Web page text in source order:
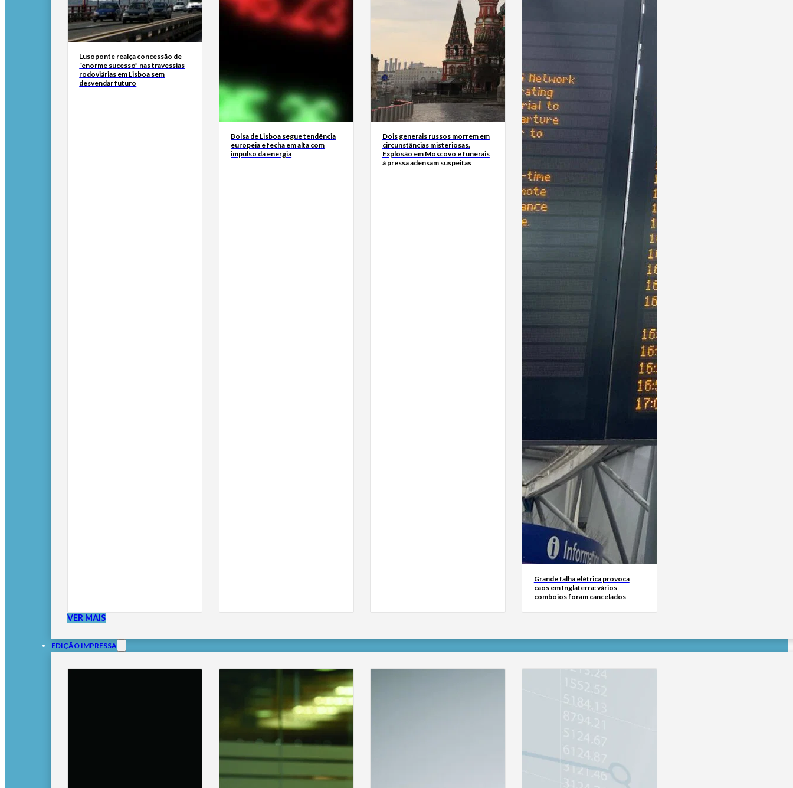
Lusoponte realça concessão de
“enorme sucesso” nas travessias
rodoviárias em Lisboa sem
desvendar futuro
Bolsa de Lisboa segue tendência
europeia e fecha em alta com
impulso da energia
Dois generais russos morrem em
circunstâncias misteriosas.
Explosão em Moscovo e funerais
à pressa adensam suspeitas
Grande falha elétrica provoca
caos em Inglaterra: vários
comboios foram cancelados
VER MAIS
EDIÇÃO IMPRESSA